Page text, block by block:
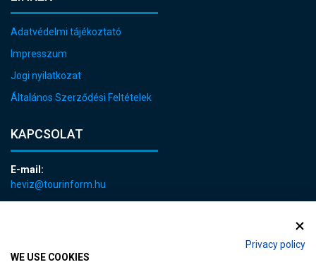
Privacy policy
WE USE COOKIES
Adatvédelmi tájékoztató
Impresszum
Jogi nyilatkozat
Általános Szerződési Feltételek
KAPCSOLAT
E-mail:
heviz@tourinform.hu